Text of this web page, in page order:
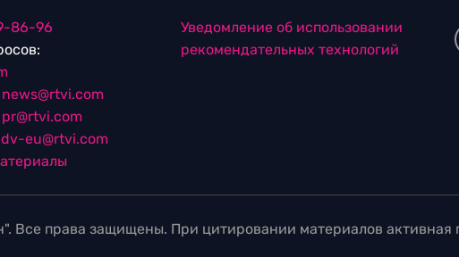
86-96
news@rtvi.com
pr@rtvi.com
eu@rtvi.com
Уведомление об использовании
рекомендательных технологий
права защищены. При цитировании материалов активная